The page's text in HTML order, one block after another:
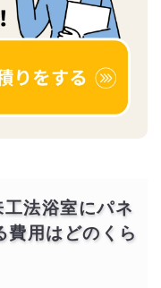
法浴室にパネ
費用はどのくら